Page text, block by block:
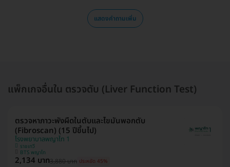
แสดงคำถามเพิ่ม
แพ็กเกจอื่นใน ตรวจตับ (Liver Function Test)
ตรวจหาภาวะพังผืดในตับและไขมันพอกตับ
(Fibroscan) (15 ปีขึ้นไป)
โรงพยาบาลพญาไท 1
ราชเทวี
BTS พญาไท
2,134 บาท3,880 บาท ประหยัด 45%